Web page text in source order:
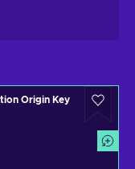
Origin Key